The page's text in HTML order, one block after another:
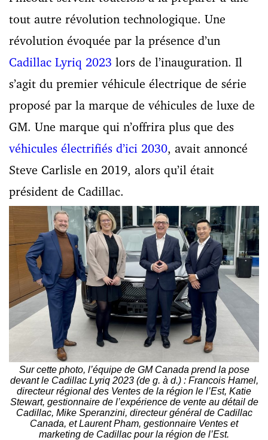
tout autre révolution technologique. Une
révolution évoquée par la présence d’un
Cadillac Lyriq 2023 lors de l’inauguration. Il
s’agit du premier véhicule électrique de série
proposé par la marque de véhicules de luxe de
GM. Une marque qui n’offrira plus que des
véhicules électrifiés d’ici 2030, avait annoncé
Steve Carlisle en 2019, alors qu’il était
président de Cadillac.
Sur cette photo, l’équipe de GM Canada prend la pose
devant le Cadillac Lyriq 2023 (de g. à d.) : Francois Hamel,
directeur régional des Ventes de la région le l’Est, Katie
Stewart, gestionnaire de l’expérience de vente au détail de
Cadillac, Mike Speranzini, directeur général de Cadillac
Canada, et Laurent Pham, gestionnaire Ventes et
marketing de Cadillac pour la région de l’Est.